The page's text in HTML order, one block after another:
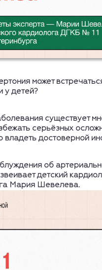
может
у детей?
существует
серьёзных
владеть достоверной
об
детский
Мария Шевелева.